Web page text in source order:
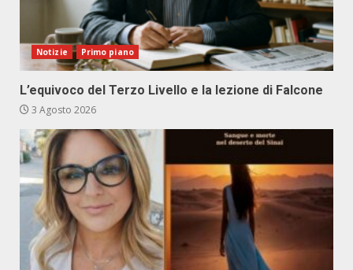
Notizie Primo piano
L’equivoco del Terzo Livello e la lezione di Falcone
3 Agosto 2026